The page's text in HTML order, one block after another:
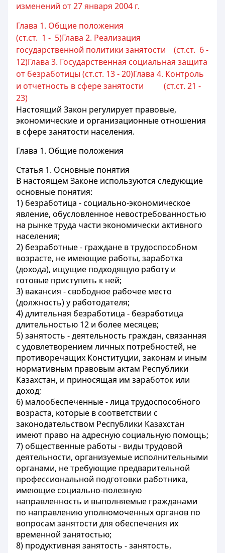
изменений от 27 января 2004 г.
Глава 1. Общие положения
(ст.ст. 1 - 5)Глава 2. Реализация
государственной политики занятости (ст.ст. 6 -
12)Глава 3. Государственная социальная защита
от безработицы (ст.ст. 13 - 20)Глава 4. Контроль
и отчетность в сфере занятости (ст.ст. 21 -
23)
Настоящий Закон регулирует правовые,
экономические и организационные отношения
в сфере занятости населения.
Глава 1. Общие положения
Статья 1. Основные понятия
В настоящем Законе используются следующие
основные понятия:
1) безработица - социально-экономическое
явление, обусловленное невостребованностью
на рынке труда части экономически активного
населения;
2) безработные- граждане в трудоспособном
возрасте, не имеющие работы, заработка
(дохода), ищущие подходящую работу и
готовые приступить к ней;
3) вакансия - свободное рабочее место
(должность) у работодателя;
4)длительная безработица - безработица
длительностью 12 и более месяцев;
5)занятость - деятельность граждан, связанная
с удовлетворением личных потребностей, не
противоречащих Конституции, законам и иным
нормативным правовым актам Республики
Казахстан, и приносящая им заработок или
доход;
6) малообеспеченные- лица трудоспособного
возраста, которые в соответствии с
законодательством Республики Казахстан
имеют право на адресную социальную помощь;
7)общественные работы- виды трудовой
деятельности, организуемые исполнительными
органами, не требующие предварительной
профессиональной подготовки работника,
имеющие социально-полезную
направленность и выполняемые гражданами
по направлению уполномоченных органов по
вопросам занятости для обеспечения их
временной занятостью;
8) продуктивная занятость - занятость,